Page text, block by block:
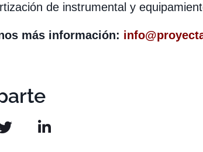
de instrumental y
más información: